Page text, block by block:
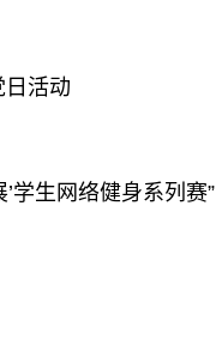
日活动
学生网络健身系列赛”